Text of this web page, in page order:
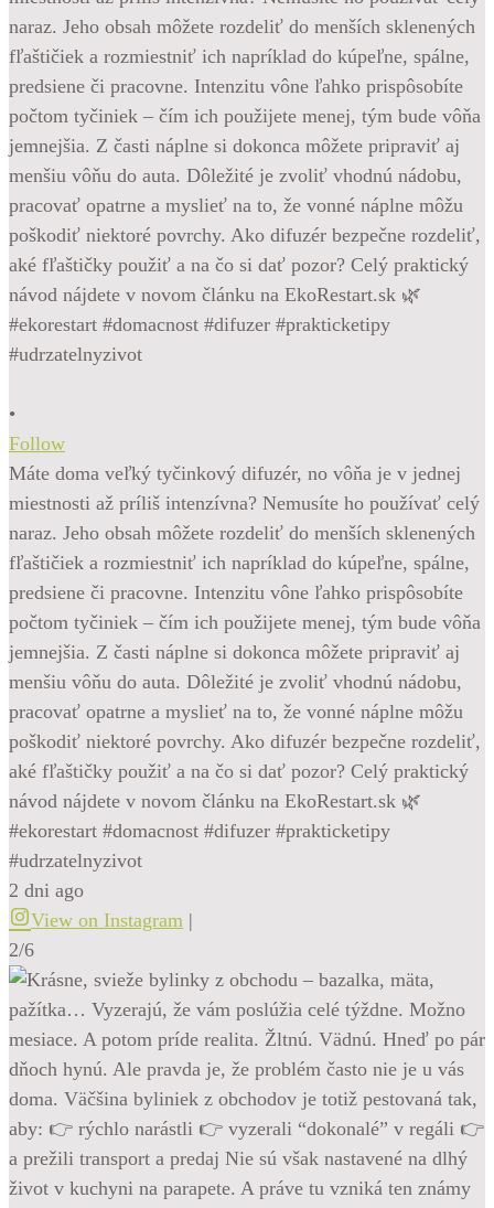
•
Follow
Máte doma veľký tyčinkový difuzér, no vôňa je v jednej
miestnosti až príliš intenzívna? Nemusíte ho používať celý
naraz. Jeho obsah môžete rozdeliť do menších sklenených
fľaštičiek a rozmiestniť ich napríklad do kúpeľne, spálne,
predsiene či pracovne. Intenzitu vône ľahko prispôsobíte
počtom tyčiniek – čím ich použijete menej, tým bude vôňa
jemnejšia. Z časti náplne si dokonca môžete pripraviť aj
menšiu vôňu do auta. Dôležité je zvoliť vhodnú nádobu,
pracovať opatrne a myslieť na to, že vonné náplne môžu
poškodiť niektoré povrchy. Ako difuzér bezpečne rozdeliť,
aké fľaštičky použiť a na čo si dať pozor? Celý praktický
návod nájdete v novom článku na EkoRestart.sk 🌿
#ekorestart #domacnost #difuzer #prakticketipy
#udrzatelnyzivot
2 dni ago
View on Instagram |
2/6